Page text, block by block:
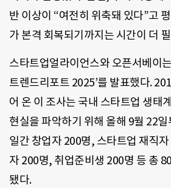
반 이상이 “여전히 위축돼 있다”고
가 본격 회복되기까지는 시간이 더
스타트업얼라이언스와 오픈서베이
트렌드리포트 2025’를 발표했다.
어 온 이 조사는 국내 스타트업 생태
현실을 파악하기 위해 올해 9월 22
일간 창업자 200명, 스타트업 재직
자 200명, 취업준비생 200명 등 총
됐다.